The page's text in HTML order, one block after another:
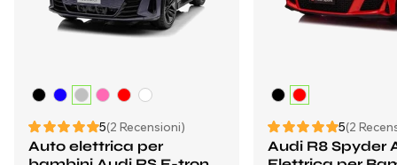
5(2 Recensioni)
Auto elettrica per
5(2
Audi R8 Spyder